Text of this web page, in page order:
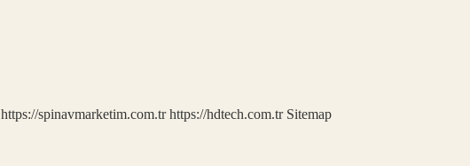
https://spinavmarketim.com.tr https://hdtech.com.tr Sitemap